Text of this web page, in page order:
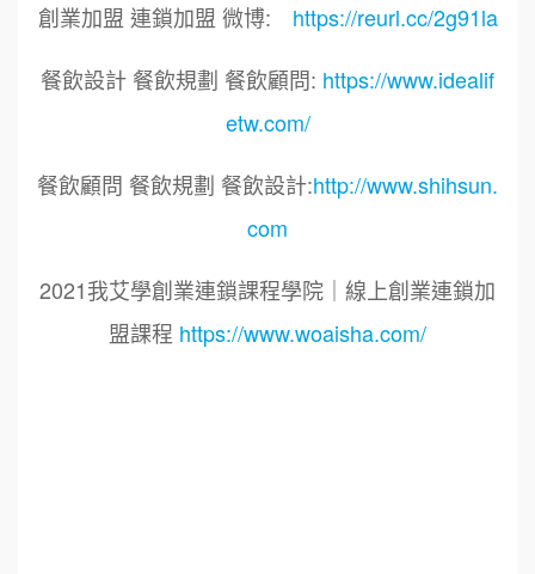
創業加盟 連鎖加盟 微博: https://reurl.cc/2g91la
餐飲設計 餐飲規劃 餐飲顧問: https://www.idealif
etw.com/
餐飲顧問 餐飲規劃 餐飲設計:http://www.shihsun.
com
2021我艾學創業連鎖課程學院｜線上創業連鎖加
盟課程 https://www.woaisha.com/